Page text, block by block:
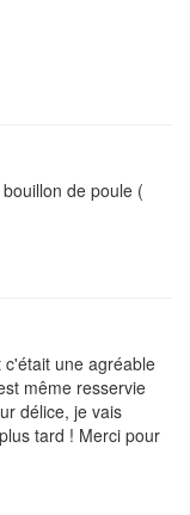
de poule (
une agréable
même resservie
délice, je vais
tard ! Merci pour